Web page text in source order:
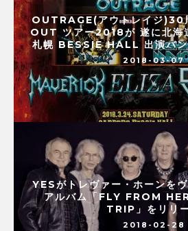
OUTRAGE(アウトレイジ)30
OUT ツアー2018が 遂に北
札幌 BESSIE HALL 出演バン
2018-03-07
YESがトレヴァー・ホーンをヴ
アルバム「FLY FROM
TRIP」をリリ
2018-02-28